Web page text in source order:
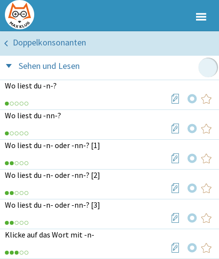
Doppelkonsonanten
Sehen und Lesen
Wo liest du -n-?
Wo liest du -nn-?
Wo liest du -n- oder -nn-? [1]
Wo liest du -n- oder -nn-? [2]
Wo liest du -n- oder -nn-? [3]
Klicke auf das Wort mit -n-